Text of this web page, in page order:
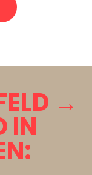
→
IN